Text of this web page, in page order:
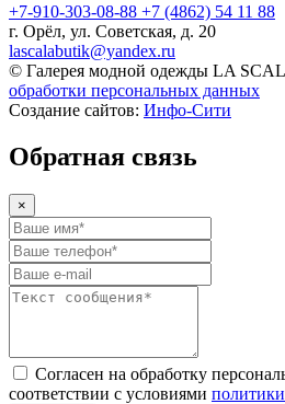
+7-910-303-08-88 +7 (4862) 54 11 88
г. Орёл, ул. Советская, д. 20
lascalabutik@yandex.ru
© Галерея модной одежды LA
обработки персональных данных
Создание сайтов: Инфо-Сити
Обратная связь
×
Согласен на обработку
соответствии с условиями